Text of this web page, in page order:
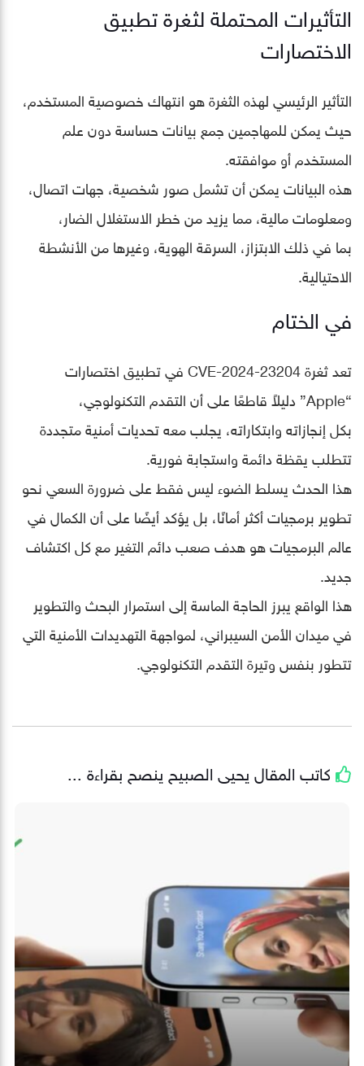
التأثيرات المحتملة لثغرة تطبيق
الاختصارات
التأثير الرئيسي لهذه الثغرة هو انتهاك خصوصية المستخدم،
حيث يمكن للمهاجمين جمع بيانات حساسة دون علم
المستخدم أو موافقته.
هذه البيانات يمكن أن تشمل صور شخصية، جهات اتصال،
ومعلومات مالية، مما يزيد من خطر الاستغلال الضار،
بما في ذلك الابتزاز، السرقة الهوية، وغيرها من الأنشطة
الاحتيالية.
في الختام
تعد ثغرة CVE-2024-23204 في تطبيق اختصارات
“Apple” دليلاً قاطعًا على أن التقدم التكنولوجي،
بكل إنجازاته وابتكاراته، يجلب معه تحديات أمنية متجددة
تتطلب يقظة دائمة واستجابة فورية.
هذا الحدث يسلط الضوء ليس فقط على ضرورة السعي نحو
تطوير برمجيات أكثر أمانًا، بل يؤكد أيضًا على أن الكمال في
عالم البرمجيات هو هدف صعب دائم التغير مع كل اكتشاف
جديد.
هذا الواقع يبرز الحاجة الماسة إلى استمرار البحث والتطوير
في ميدان الأمن السيبراني، لمواجهة التهديدات الأمنية التي
تتطور بنفس وتيرة التقدم التكنولوجي.
كاتب المقال يحيى الصبيح ينصح بقراءة ...